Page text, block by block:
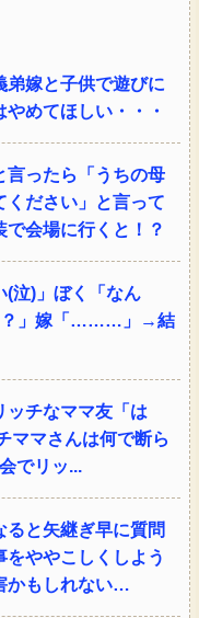
弟嫁と子供で遊びに
めてほしい・・・
言ったら「うちの母
ください」と言って
会場に行くと！？
)」ぼく「なん
？」嫁「………」→結
ッチなママ友「は
ママさんは何で断ら
でリッ...
と矢継ぎ早に質問
ややこしくしよう
かもしれない…